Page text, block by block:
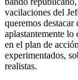
vacilaciones del
queremos
aplastantemente
en el plan de
experimentados,
realistas.